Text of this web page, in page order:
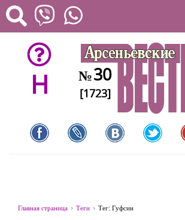
H №30
[1723]
Главная страница Теги Тег: Гуфсин